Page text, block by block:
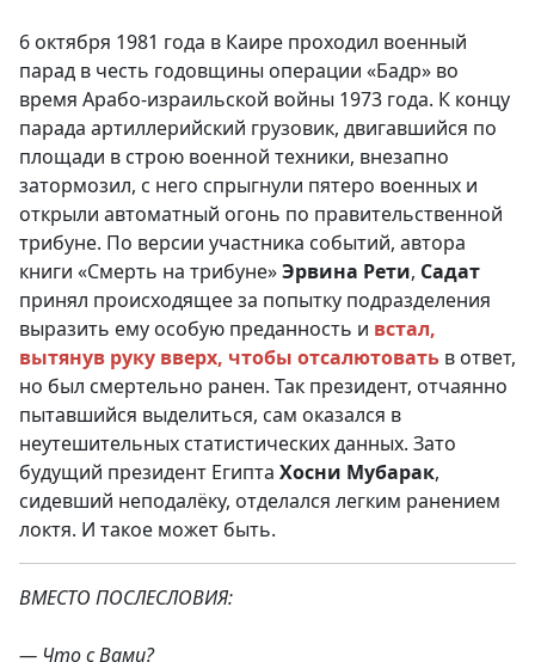
6 октября 1981 года в Каире проходил военный
парад в честь годовщины операции «Бадр» во
время Арабо-израильской войны 1973 года. К концу
парада артиллерийский грузовик, двигавшийся по
площади в строю военной техники, внезапно
затормозил, с него спрыгнули пятеро военных и
открыли автоматный огонь по правительственной
трибуне. По версии участника событий, автора
книги «Смерть на трибуне»Эрвина Рети, Садат
принял происходящее за попытку подразделения
выразить ему особую преданность и встал,
вытянув руку вверх, чтобы отсалютовать в ответ,
но был смертельно ранен. Так президент, отчаянно
пытавшийся выделиться, сам оказался в
неутешительных статистических данных. Зато
будущий президент Египта Хосни Мубарак,
сидевший неподалёку, отделался легким ранением
локтя. И такое может быть.
ВМЕСТО ПОСЛЕСЛОВИЯ:
— Что с Вами?